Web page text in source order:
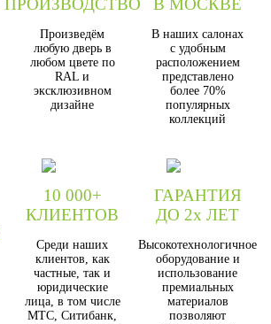
ПРОИЗВОДСТВО
Произведём
любую дверь в
любом цвете по
RAL и
эксклюзивном
дизайне
В МОСКВЕ
В наших салонах
с удобным
расположением
представлено
более 70%
популярных
коллекций
10 000+
КЛИЕНТОВ
Среди наших
клиентов, как
частные, так и
юридические
лица, в том числе
МТС, Ситибанк,
ГАРАНТИЯ
ДО 2х ЛЕТ
Высокотехнологичное
оборудование и
использование
премиальных
материалов
позволяют